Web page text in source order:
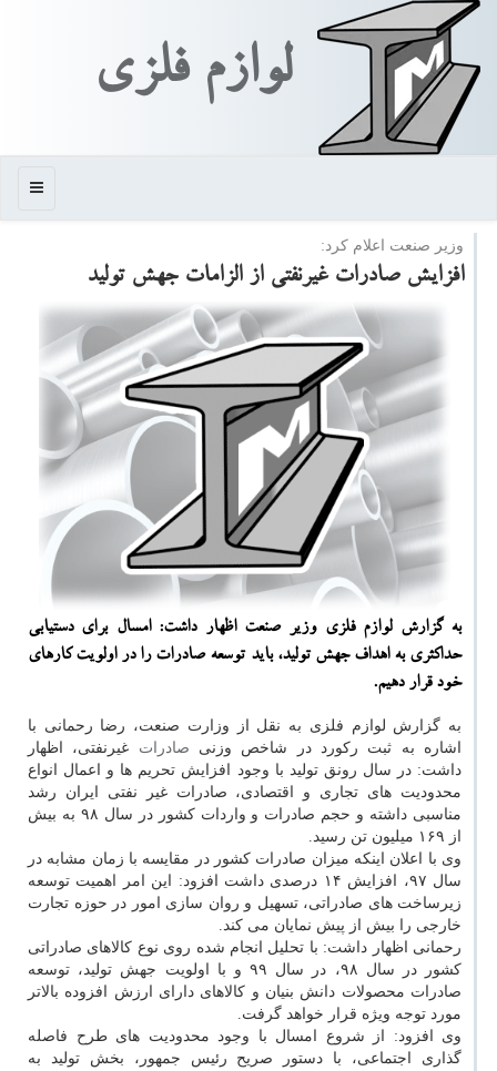
لوازم فلزی
منو
وزیر صنعت اعلام كرد:
افزایش صادرات غیرنفتی از الزامات جهش تولید
به گزارش لوازم فلزی وزیر صنعت اظهار داشت: امسال برای دستیابی
حداكثری به اهداف جهش تولید، باید توسعه صادرات را در اولویت كارهای
خود قرار دهیم.
به گزارش لوازم فلزی به نقل از وزارت صنعت، رضا رحمانی با
اشاره به ثبت ركورد در شاخص وزنی صادرات غیرنفتی، اظهار
داشت: در سال رونق تولید با وجود افزایش تحریم ها و اعمال انواع
محدودیت های تجاری و اقتصادی، صادرات غیر نفتی ایران رشد
مناسبی داشته و حجم صادرات و واردات كشور در سال ۹۸ به بیش
از ۱۶۹ میلیون تن رسید.
وی با اعلان اینكه میزان صادرات كشور در مقایسه با زمان مشابه در
سال ۹۷، افزایش ۱۴ درصدی داشت افزود: این امر اهمیت توسعه
زیرساخت های صادراتی، تسهیل و روان سازی امور در حوزه تجارت
خارجی را بیش از پیش نمایان می كند.
رحمانی اظهار داشت: با تحلیل انجام شده روی نوع كالاهای صادراتی
كشور در سال ۹۸، در سال ۹۹ و با اولویت جهش تولید، توسعه
صادرات محصولات دانش بنیان و كالاهای دارای ارزش افزوده بالاتر
مورد توجه ویژه قرار خواهد گرفت.
وی افزود: از شروع امسال با وجود محدودیت های طرح فاصله
گذاری اجتماعی، با دستور صریح رئیس جمهور، بخش تولید به